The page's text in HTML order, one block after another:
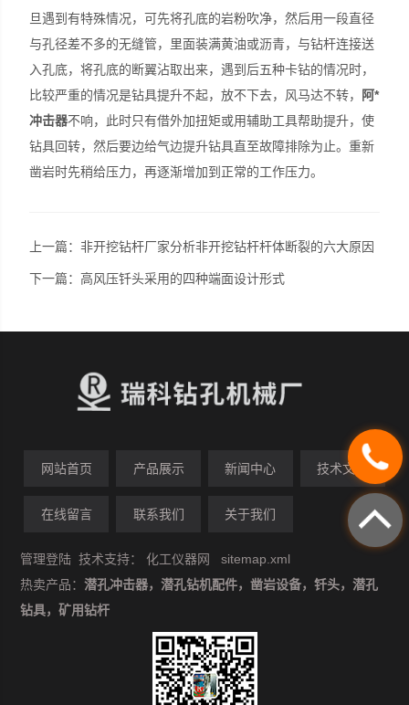
旦遇到有特殊情况，可先将孔底的岩粉吹净，然后用一段直径
与孔径差不多的无缝管，里面装满黄油或沥青，与钻杆连接送
入孔底，将孔底的断翼沾取出来，遇到后五种卡钻的情况时，
比较严重的情况是钻具提升不起，放不下去，风马达不转， 阿*
冲击器不响，此时只有借外加扭矩或用辅助工具帮助提升，使
钻具回转，然后要边给气边提升钻具直至故障排除为止。重新
凿岩时先稍给压力，再逐渐增加到正常的工作压力。
上一篇：非开挖钻杆厂家分析非开挖钻杆杆体断裂的六大原因
下一篇：高风压钎头采用的四种端面设计形式
网站首页 产品展示 新闻中心 技术文章
在线留言 联系我们 关于我们
管理登陆 技术支持：化工仪器网
sitemap.xml
热卖产品：潜孔冲击器，潜孔钻机配件，凿岩设备，钎头，潜孔
钻具，矿用钻杆